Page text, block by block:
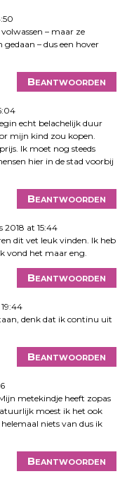
– maar ze
– dus een hover
Beantwoorden
echt belachelijk duur
mijn kind zou kopen.
Ik moet nog steeds
hier in de stad voorbij
Beantwoorden
2018 at 15:44
dit vet leuk vinden. Ik heb
vond het maar eng.
Beantwoorden
denk dat ik continu uit
Beantwoorden
metekindje heeft zopas
moest ik het ook
niets van dus ik
Beantwoorden